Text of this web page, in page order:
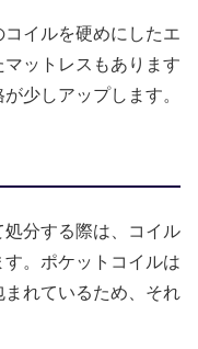
イルを硬めにしたエ
ットレスもあります
少しアップします。
分する際は、コイル
。ポケットコイルは
れているため、それ